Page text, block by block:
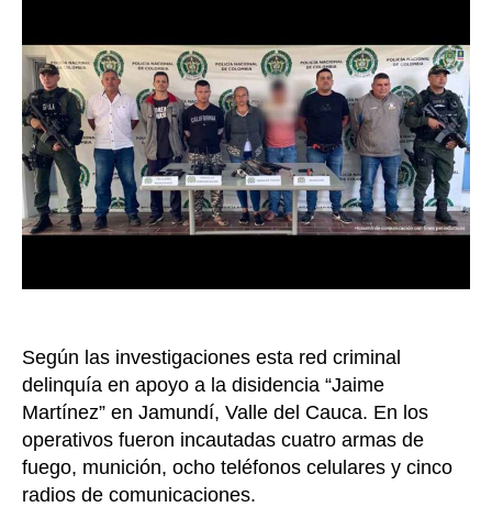
de
de
un
en
Según las investigaciones esta red criminal
delinquía en apoyo a la disidencia “Jaime
Martínez” en Jamundí, Valle del Cauca. En los
operativos fueron incautadas cuatro armas de
fuego, munición, ocho teléfonos celulares y cinco
radios de comunicaciones.